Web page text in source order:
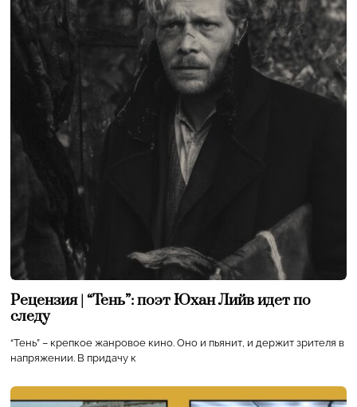
Рецензия | “Тень”: поэт Юхан Лийв идет по
следу
“Тень” – крепкое жанровое кино. Оно и пьянит, и держит зрителя в
напряжении. В придачу к